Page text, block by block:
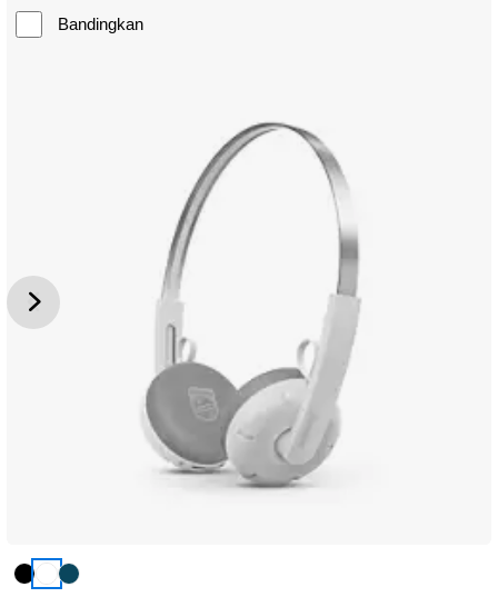
Bandingkan